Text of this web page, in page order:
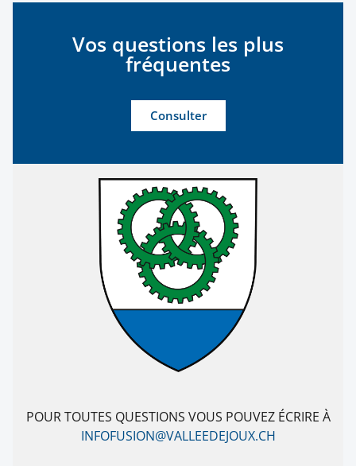
Vos questions les plus
fréquentes
Consulter
POUR TOUTES QUESTIONS VOUS POUVEZ ÉCRIRE À
INFOFUSION@VALLEEDEJOUX.CH